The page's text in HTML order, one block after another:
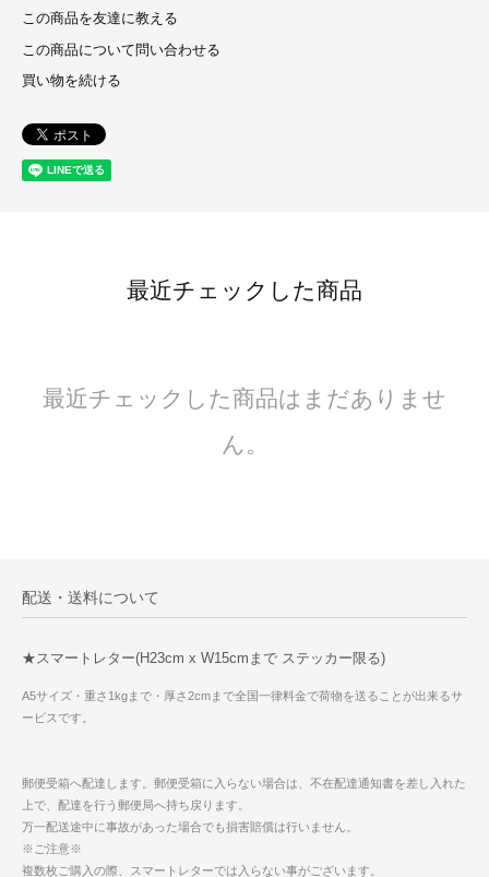
この商品を友達に教える
この商品について問い合わせる
買い物を続ける
最近チェックした商品
最近チェックした商品はまだありませ
ん。
配送・送料について
★スマートレター(H23cm x W15cmまで ステッカー限る)
A5サイズ・重さ1kgまで・厚さ2cmまで全国一律料金で荷物を送ることが出来るサ
ービスです。
郵便受箱へ配達します。郵便受箱に入らない場合は、不在配達通知書を差し入れた
上で、配達を行う郵便局へ持ち戻ります。
万一配送途中に事故があった場合でも損害賠償は行いません。
※ご注意※
複数枚ご購入の際、スマートレターでは入らない事がございます。